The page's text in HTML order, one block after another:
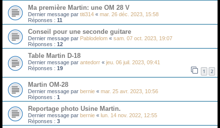
Ma première Martin: une OM 28 V
Dernier message par titi314 « mar. 26 déc. 2023, 15:58
Réponses : 11
Conseil pour une seconde guitare
Dernier message par Pablodelom « sam. 07 oct. 2023, 19:07
Réponses : 12
Table Martin D-18
Dernier message par antedorr « jeu. 06 juil. 2023, 09:41
Réponses : 19 1 2
Martin OM-28
Dernier message par bernie « mar. 25 avr. 2023, 10:56
Réponses : 1
Reportage photo Usine Martin.
Dernier message par bernie « lun. 14 nov. 2022, 12:55
Réponses : 3